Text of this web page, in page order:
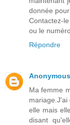
donnée
Contactez-
ou le
Répondre
Anonymous
Ma femme
mariage.J'ai
elle mais
disant